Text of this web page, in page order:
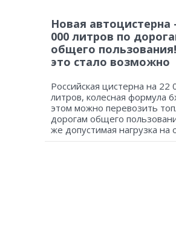
Новая автоцистерна
000 литров по
общего
это стало возможно
Российская цистерна на 22
литров, колесная формула
этом можно перевозить
дорогам общего
же допустимая нагрузка на